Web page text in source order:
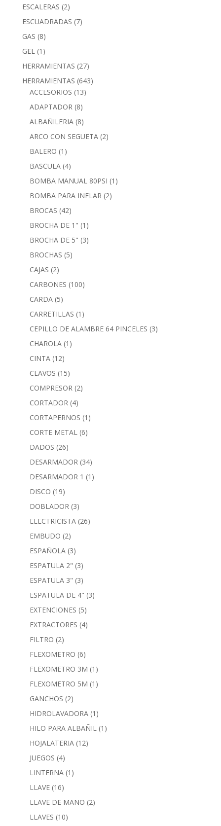
ESCALERAS (2)
ESCUADRADAS (7)
GAS (8)
GEL (1)
HERRAMIENTAS (27)
HERRAMIENTAS (643)
ACCESORIOS (13)
ADAPTADOR (8)
ALBAÑILERIA (8)
ARCO CON SEGUETA (2)
BALERO (1)
BASCULA (4)
BOMBA MANUAL 80PSI (1)
BOMBA PARA INFLAR (2)
BROCAS (42)
BROCHA DE 1" (1)
BROCHA DE 5" (3)
BROCHAS (5)
CAJAS (2)
CARBONES (100)
CARDA (5)
CARRETILLAS (1)
CEPILLO DE ALAMBRE 64 PINCELES (3)
CHAROLA (1)
CINTA (12)
CLAVOS (15)
COMPRESOR (2)
CORTADOR (4)
CORTAPERNOS (1)
CORTE METAL (6)
DADOS (26)
DESARMADOR (34)
DESARMADOR 1 (1)
DISCO (19)
DOBLADOR (3)
ELECTRICISTA (26)
EMBUDO (2)
ESPAÑOLA (3)
ESPATULA 2" (3)
ESPATULA 3" (3)
ESPATULA DE 4" (3)
EXTENCIONES (5)
EXTRACTORES (4)
FILTRO (2)
FLEXOMETRO (6)
FLEXOMETRO 3M (1)
FLEXOMETRO 5M (1)
GANCHOS (2)
HIDROLAVADORA (1)
HILO PARA ALBAÑIL (1)
HOJALATERIA (12)
JUEGOS (4)
LINTERNA (1)
LLAVE (16)
LLAVE DE MANO (2)
LLAVES (10)